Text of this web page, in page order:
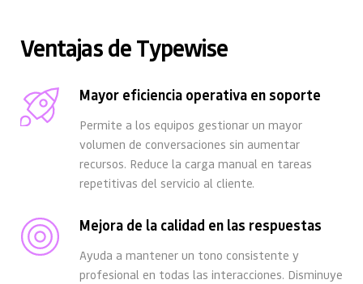
Ventajas de Typewise
Mayor eficiencia operativa en soporte
Permite a los equipos gestionar un mayor
volumen de conversaciones sin aumentar
recursos. Reduce la carga manual en tareas
repetitivas del servicio al cliente.
Mejora de la calidad en las respuestas
Ayuda a mantener un tono consistente y
profesional en todas las interacciones. Disminuye